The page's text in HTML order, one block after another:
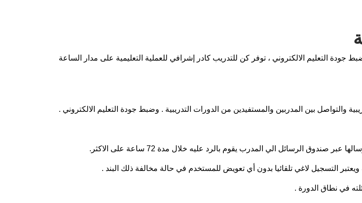
جودة التعليم الالكتروني ، توفر كن للتدريب كادر إشرافي للعملية التعليمية على مدار الساعة
والتواصل بين المدربين والمستفيدين من الدورات التدريبية . وضبط جودة التعليم الالكتروني .
الرسائل الي المدرب يقوم بالرد عليه خلال مدة 72 ساعة على الاكثر.
التسجيل لاغي تلقائيا بدون أي تعويض للمستخدم في حالة مخالفة ذلك البند .
في نطاق الدورة .